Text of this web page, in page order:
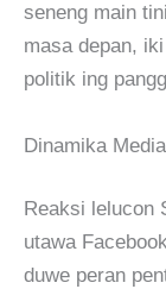
seneng main
masa depan,
politik ing
Dinamika
Reaksi lelucon
utawa
duwe peran